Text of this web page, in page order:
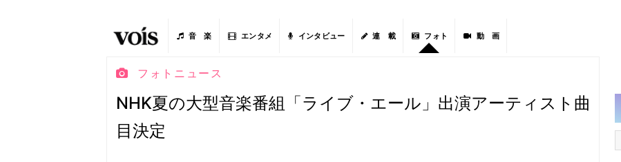
音 楽 エンタメ インタビュー 連 載 フォト 動 画
フォトニュース
NHK夏の大型音楽番組「ライブ・エール」出演アーティスト曲
目決定